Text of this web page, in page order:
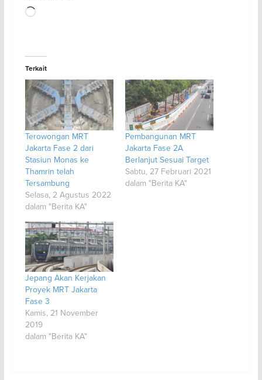
Memuat...
Terkait
Terowongan MRT
Jakarta Fase 2 dari
Stasiun Monas ke
Thamrin telah
Tersambung
Selasa, 2 Agustus 2022
dalam "Berita KA"
Pembangunan MRT
Jakarta Fase 2A
Berlanjut Sesuai Target
Sabtu, 27 Februari 2021
dalam "Berita KA"
Jepang Akan Kerjakan
Proyek MRT Jakarta
Fase 3
Kamis, 21 November
2019
dalam "Berita KA"